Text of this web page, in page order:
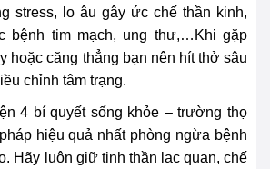
stress, lo âu gây ức chế thần kinh,
bệnh tim mạch, ung thư,…Khi gặp
hoặc căng thẳng bạn nên hít thở sâu
chỉnh tâm trạng.
4 bí quyết sống khỏe – trường thọ
hiệu quả nhất phòng ngừa bệnh
Hãy luôn giữ tinh thần lạc quan, chế